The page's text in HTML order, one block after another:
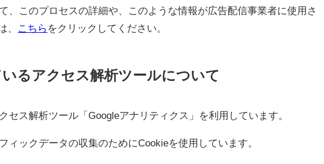
、このプロセスの詳細や、このような情報が広告配信事業者に使用さ
、
こちら をクリックしてください。
るアクセス解析ツールについて
セス解析ツール「Googleアナリティクス」を利用しています。
ィックデータの収集のためにCookieを使用しています。